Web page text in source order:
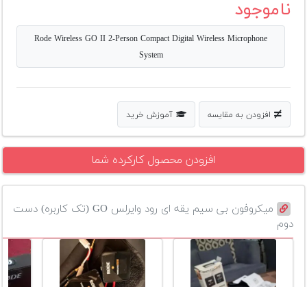
بله
ناموجود
Rode Wireless GO II 2-Person Compact Digital Wireless Microphone
System
افزودن به مقایسه آموزش خرید
افزودن محصول کارکرده شما
میکروفون بی سیم یقه ای رود وایرلس GO (تک کاربره) دست
دوم